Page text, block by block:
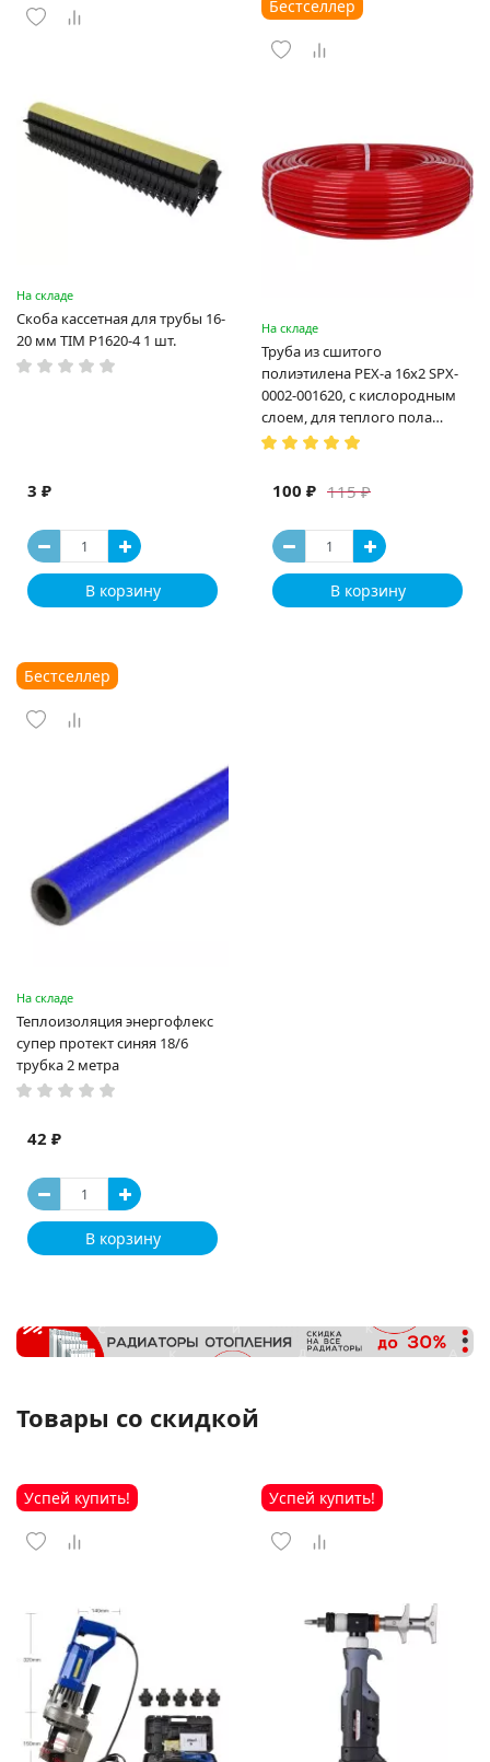
На складе
Скоба кассетная для трубы 16-
20 мм TIM P1620-4 1 шт.
3 ₽
В корзину
Бестселлер
На складе
Труба из сшитого
полиэтилена PEX-a 16х2 SPX-
0002-001620, с кислородным
слоем, для теплого пола
(Испания)
115 ₽
100 ₽
В корзину
Бестселлер
На складе
Теплоизоляция энергофлекс
супер протект синяя 18/6
трубка 2 метра
42 ₽
В корзину
Товары со скидкой
Успей купить! Успей купить!